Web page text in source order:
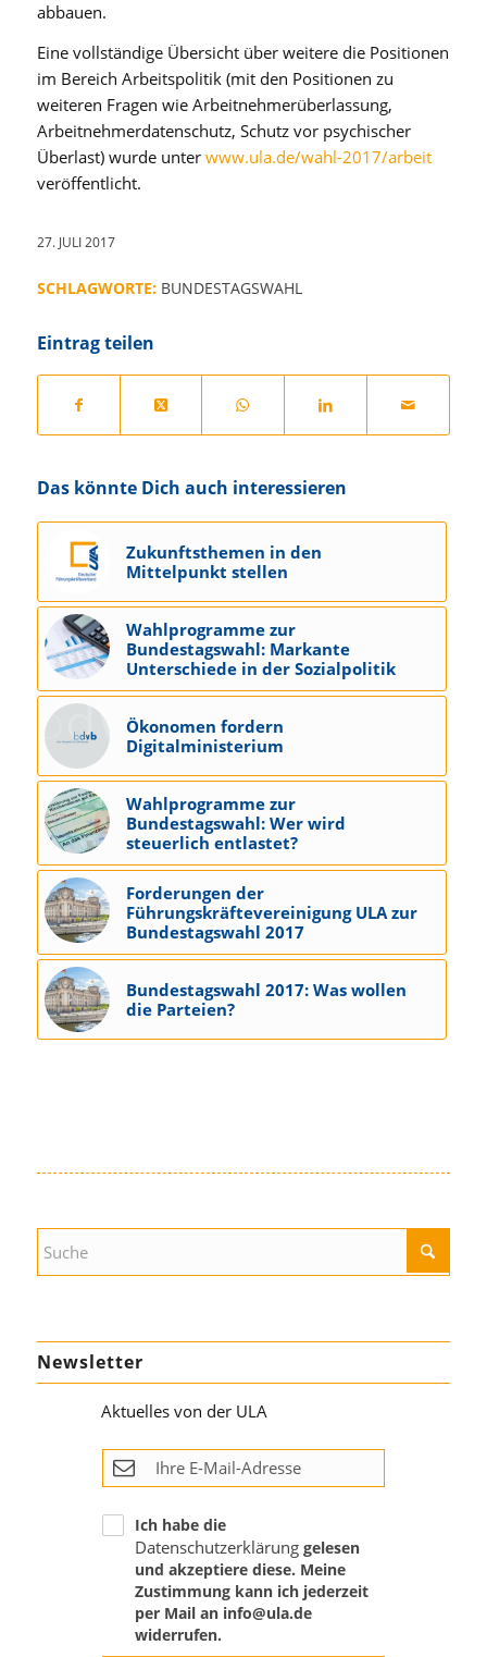
abbauen.
Eine vollständige Übersicht über weitere die Positionen
im Bereich Arbeitspolitik (mit den Positionen zu
weiteren Fragen wie Arbeitnehmerüberlassung,
Arbeitnehmerdatenschutz, Schutz vor psychischer
Überlast) wurde unterwww.ula.de/wahl-2017/arbeit
veröffentlicht.
27. JULI 2017
SCHLAGWORTE: BUNDESTAGSWAHL
Eintrag teilen
Das könnte Dich auch interessieren
Zukunftsthemen in den
Mittelpunkt stellen
Wahlprogramme zur
Bundestagswahl: Markante
Unterschiede in der Sozialpolitik
Ökonomen fordern
Digitalministerium
Wahlprogramme zur
Bundestagswahl: Wer wird
steuerlich entlastet?
Forderungen der
Führungskräftevereinigung ULA zur
Bundestagswahl 2017
Bundestagswahl 2017: Was wollen
die Parteien?
Newsletter
Aktuelles von der ULA
Ich habe die
Datenschutzerklärung gelesen
und akzeptiere diese. Meine
Zustimmung kann ich jederzeit
per Mail an info@ula.de
widerrufen.